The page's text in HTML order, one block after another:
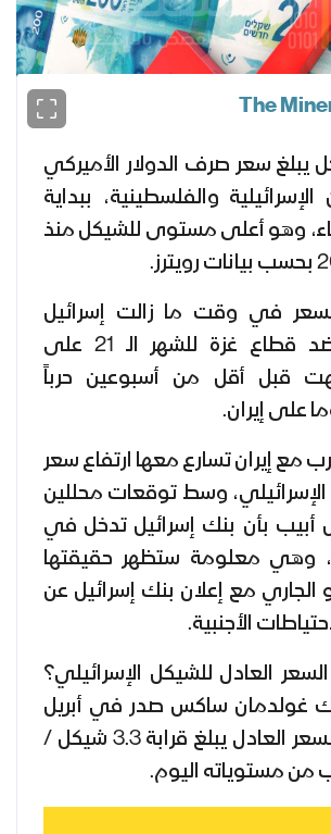
شيكل يبلغ سعر صرف الدولار الأميركي
والفلسطينية، ببداية
وهو أعلى مستوى للشيكل منذ
في وقت ما زالت إسرائيل
تخوض حرباً ضد قطاع غزة للشهر الـ 21 على
قبل أقل من أسبوعين حرباً
مع إيران تسارع معها ارتفاع سعر
وسط توقعات محللين
بأن بنك إسرائيل تدخل في
وهي معلومة ستظهر حقيقتها
8 يوليو الجاري مع إعلان بنك إسرائيل عن
الأجنبية.
العادل للشيكل الإسرائيلي؟
غولدمان ساكس صدر في أبريل
الماضي، أن السعر العادل يبلغ قرابة 3.3 شيكل /
من مستوياته اليوم.